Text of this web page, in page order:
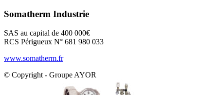
Somatherm Industrie
SAS au capital de 400 000€
RCS Périgueux N° 681 980 033
www.somatherm.fr
© Copyright - Groupe AYOR